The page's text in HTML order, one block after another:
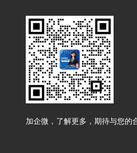
加企微，了解更多，期待与您的